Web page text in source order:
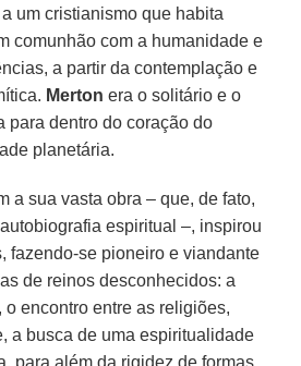
um cristianismo que habita
comunhão com a humanidade e
a partir da contemplação e
Merton era o solitário e o
para dentro do coração do
planetária.
a sua vasta obra – que, de fato,
espiritual –, inspirou
fazendo-se pioneiro e viandante
de reinos desconhecidos: a
o encontro entre as religiões,
a busca de uma espiritualidade
para além da rigidez de formas